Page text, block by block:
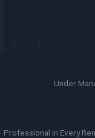
Under
Professional in Every